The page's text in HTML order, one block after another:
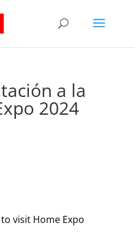
a la
2024
visit Home Expo